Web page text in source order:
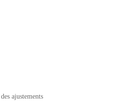
ajustements